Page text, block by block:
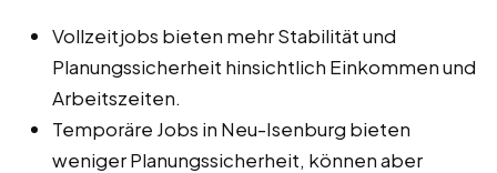
Vollzeitjobs bieten mehr Stabilität und
Planungssicherheit hinsichtlich Einkommen und
Arbeitszeiten.
Temporäre Jobs in Neu-Isenburg bieten
weniger Planungssicherheit, können aber